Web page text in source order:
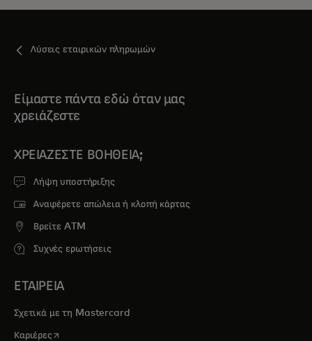
Λύσεις εταιρικών πληρωμών
Είμαστε πάντα εδώ όταν μας
χρειάζεστε
ΧΡΕΙΆΖΕΣΤΕ ΒΟΉΘΕΙΑ;
Λήψη υποστήριξης
Αναφέρετε απώλεια ή κλοπή κάρτας
Βρείτε ATM
Συχνές ερωτήσεις
ΕΤΑΙΡΕΙΑ
Σχετικά με τη Mastercard
Καριέρεςopens in a new tab